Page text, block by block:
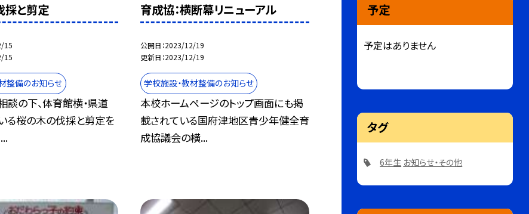
採と剪定
15
15
整備のお知らせ
談の下、体育館横・県道
る桜の木の伐採と剪定を
育成協：横断幕リニューアル
公開日 2023/12/19
更新日 2023/12/19
学校施設・教材整備のお知らせ
本校ホームページのトップ画面にも掲
載されている国府津地区青少年健全育
成協議会の横...
予定
予定はありません
タグ
6年生 お知らせ・その他